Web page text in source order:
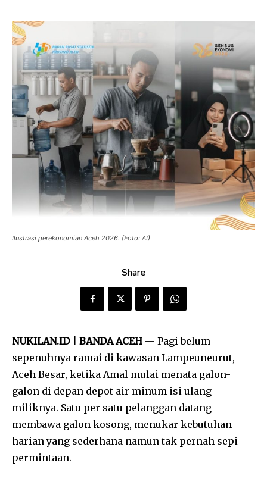
Ilustrasi perekonomian Aceh 2026. (Foto: AI)
Share
NUKILAN.ID | BANDA ACEH — Pagi belum
sepenuhnya ramai di kawasan Lampeuneurut,
Aceh Besar, ketika Amal mulai menata galon-
galon di depan depot air minum isi ulang
miliknya. Satu per satu pelanggan datang
membawa galon kosong, menukar kebutuhan
harian yang sederhana namun tak pernah sepi
permintaan.